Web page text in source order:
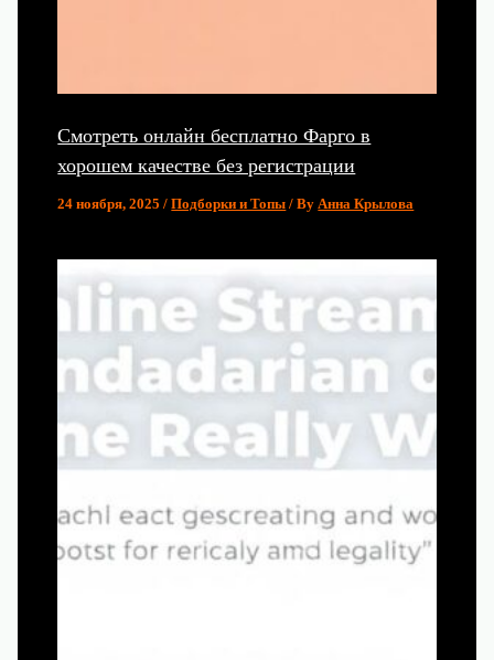
Смотреть онлайн бесплатно Фарго в
хорошем качестве без регистрации
24 ноября, 2025/Подборки и Топы / ByАнна Крылова